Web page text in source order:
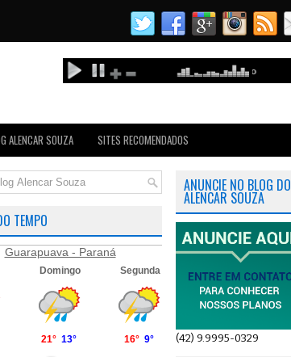
ALENCAR SOUZA SITES RECOMENDADOS
TEMPO
Guarapuava - Paraná
ANUNCIE NO BLOG DO
ALENCAR SOUZA
(42) 9.9995-0329